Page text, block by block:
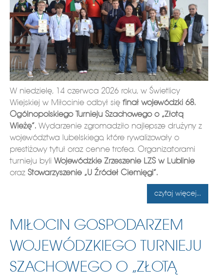
W niedzielę, 14 czerwca 2026 roku, w Świetlicy
Wiejskiej w Miłocinie odbył się finał wojewódzki 68.
Ogólnopolskiego Turnieju Szachowego o „Złotą
Wieżę”. Wydarzenie zgromadziło najlepsze drużyny z
województwa lubelskiego, które rywalizowały o
prestiżowy tytuł oraz cenne trofea. Organizatorami
turnieju byli Wojewódzkie Zrzeszenie LZS w Lublinie
oraz Stowarzyszenie „U Źródeł Ciemięgi”.
czytaj więcej...
MIŁOCIN GOSPODARZEM
WOJEWÓDZKIEGO TURNIEJU
SZACHOWEGO O „ZŁOTĄ